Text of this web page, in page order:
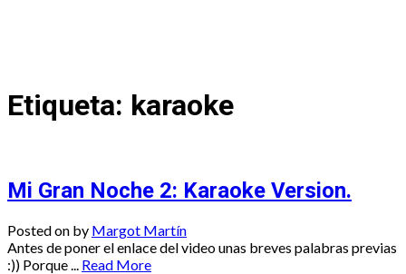
Etiqueta: karaoke
Mi Gran Noche 2: Karaoke Version.
Posted on by Margot Martín
Antes de poner el enlace del video unas breves palabras previas
:)) Porque ...
Read More